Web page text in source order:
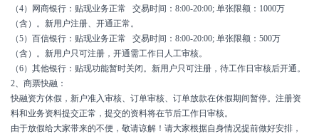
（4）网商银行：贴现业务正常 交易时间：8:00-20:00; 单张限额：1000万
（含）。新用户注册、开通正常。
（5）百信银行：贴现业务正常 交易时间：8:00-20:00; 单张限额：500万
（含）。新用户只可注册，开通需工作日人工审核。
（6）其他银行：贴现功能暂时关闭。新用户只可注册，待工作日审核后开通。
2、商票快融：
快融资方休假，新户准入审核、订单审核、订单放款在休假期间暂停。注册资
料和业务资料提交正常，提交的资料将在节后工作日审核。
由于放假给大家带来的不便，敬请谅解！请大家根据自身情况提前做好安排，